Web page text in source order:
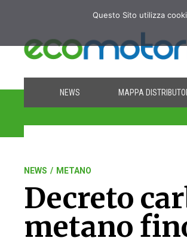
NEWS MAPPA
NEWS / METANO
Decreto
metano
Questo Sito utilizza